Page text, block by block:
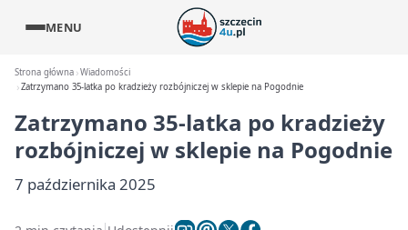
MENU
Strona główna Wiadomości
Zatrzymano 35-latka po kradzieży rozbójniczej w sklepie na Pogodnie
Zatrzymano 35-latka po kradzieży
rozbójniczej w sklepie na Pogodnie
7 października 2025